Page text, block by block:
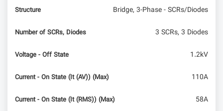
Structure Bridge, 3-Phase - SCRs/Diodes
Number of SCRs, Diodes 3 SCRs, 3 Diodes
Voltage - Off State 1.2kV
Current - On State (It (AV)) (Max) 110A
Current - On State (It (RMS)) (Max) 58A